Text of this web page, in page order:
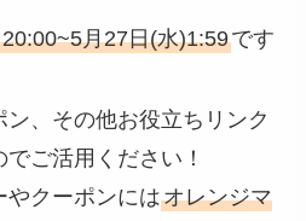
月27日(水)1:59です
、その他お役立ちリンク
ご活用ください！
やクーポンにはオレンジマ